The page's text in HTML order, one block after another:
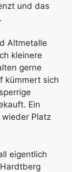
und das
Altmetalle
kleinere
gerne
kümmert sich
Ein
Platz
eigentlich